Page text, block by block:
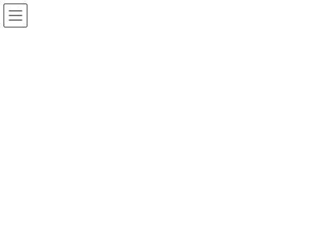
コ
ン
ナ
ビ